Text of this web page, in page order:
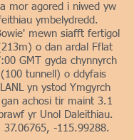
mor agored i niwed yw
ymbelydredd.
mewn siafft fertigol
o dan ardal Fflat
GMT gyda chynnyrch
tunnell) o ddyfais
yn ystod Ymgyrch
achosi tir maint 3.1
yr Unol Daleithiau.
37.06765, -115.99288.